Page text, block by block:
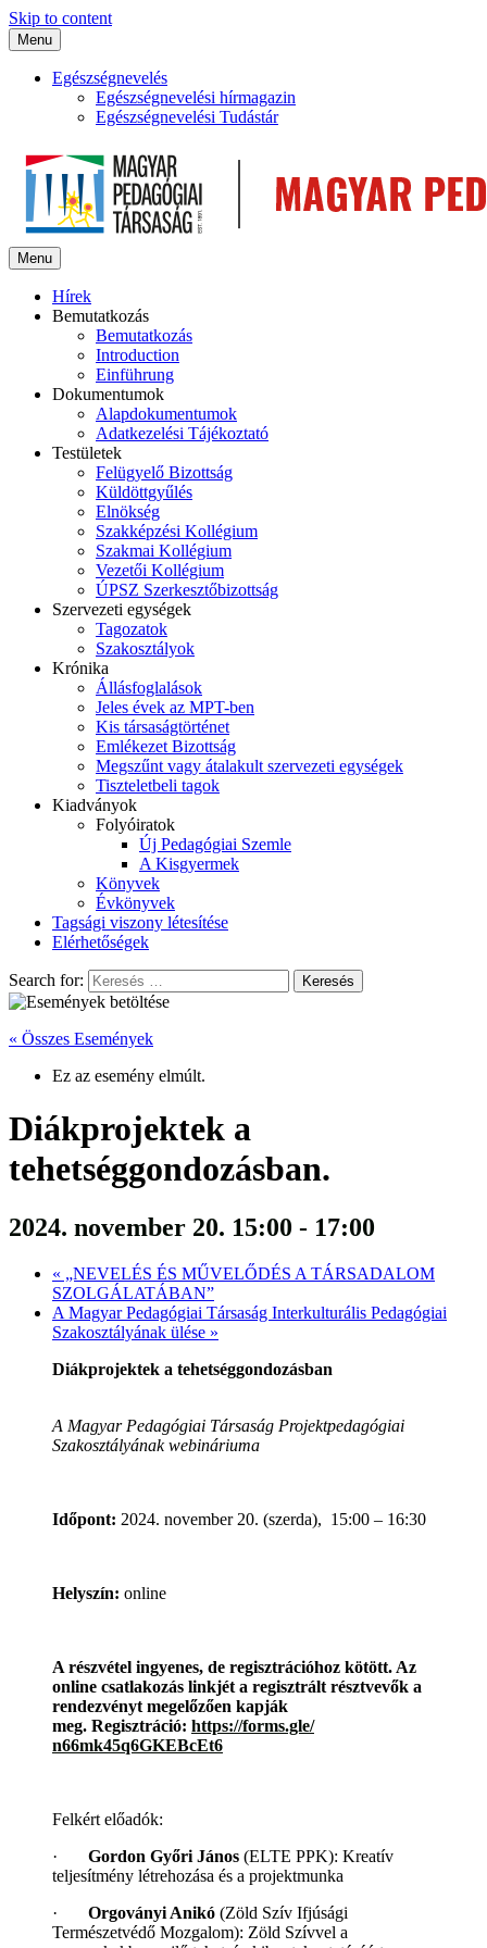
Skip to content
Menu
Egészségnevelés
Egészségnevelési hírmagazin
Egészségnevelési Tudástár
Menu
Hírek
Bemutatkozás
Bemutatkozás
Introduction
Einführung
Dokumentumok
Alapdokumentumok
Adatkezelési Tájékoztató
Testületek
Felügyelő Bizottság
Küldöttgyűlés
Elnökség
Szakképzési Kollégium
Szakmai Kollégium
Vezetői Kollégium
ÚPSZ Szerkesztőbizottság
Szervezeti egységek
Tagozatok
Szakosztályok
Krónika
Állásfoglalások
Jeles évek az MPT-ben
Kis társaságtörténet
Emlékezet Bizottság
Megszűnt vagy átalakult szervezeti egységek
Tiszteletbeli tagok
Kiadványok
Folyóiratok
Új Pedagógiai Szemle
A Kisgyermek
Könyvek
Évkönyvek
Tagsági viszony létesítése
Elérhetőségek
Search for:
« Összes Események
Ez az esemény elmúlt.
Diákprojektek a
tehetséggondozásban.
2024. november 20. 15:00 - 17:00
« „NEVELÉS ÉS MŰVELŐDÉS A TÁRSADALOM
SZOLGÁLATÁBAN”
A Magyar Pedagógiai Társaság Interkulturális Pedagógiai
Szakosztályának ülése »
Diákprojektek a tehetséggondozásban
A Magyar Pedagógiai Társaság Projektpedagógiai
Szakosztályának webináriuma
Időpont: 2024. november 20. (szerda), 15:00 – 16:30
Helyszín: online
A részvétel ingyenes, de regisztrációhoz kötött. Az
online csatlakozás linkjét a regisztrált résztvevők a
rendezvényt megelőzően kapják
meg. Regisztráció: https://forms.gle/
n66mk45q6GKEBcEt6
Felkért előadók:
· Gordon Győri János (ELTE PPK): Kreatív
teljesítmény létrehozása és a projektmunka
· Orgoványi Anikó (Zöld Szív Ifjúsági
Természetvédő Mozgalom): Zöld Szívvel a